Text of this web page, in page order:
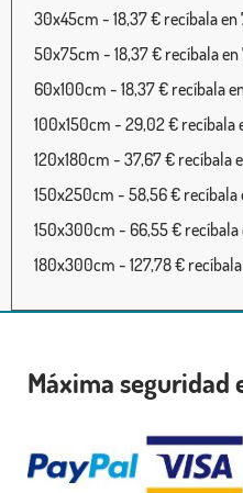
30x45cm - 18,37 € recíbala en
50x75cm - 18,37 € recíbala en
60x100cm - 18,37 € recíbala
100x150cm - 29,02 € recíbala
120x180cm - 37,67 € recíbala
150x250cm - 58,56 € recíbala
150x300cm - 66,55 € recíbala
180x300cm - 127,78 €
Máxima seguridad